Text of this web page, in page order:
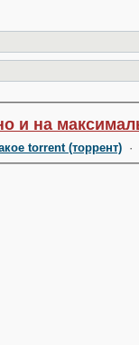
и на
torrent (торрент)·